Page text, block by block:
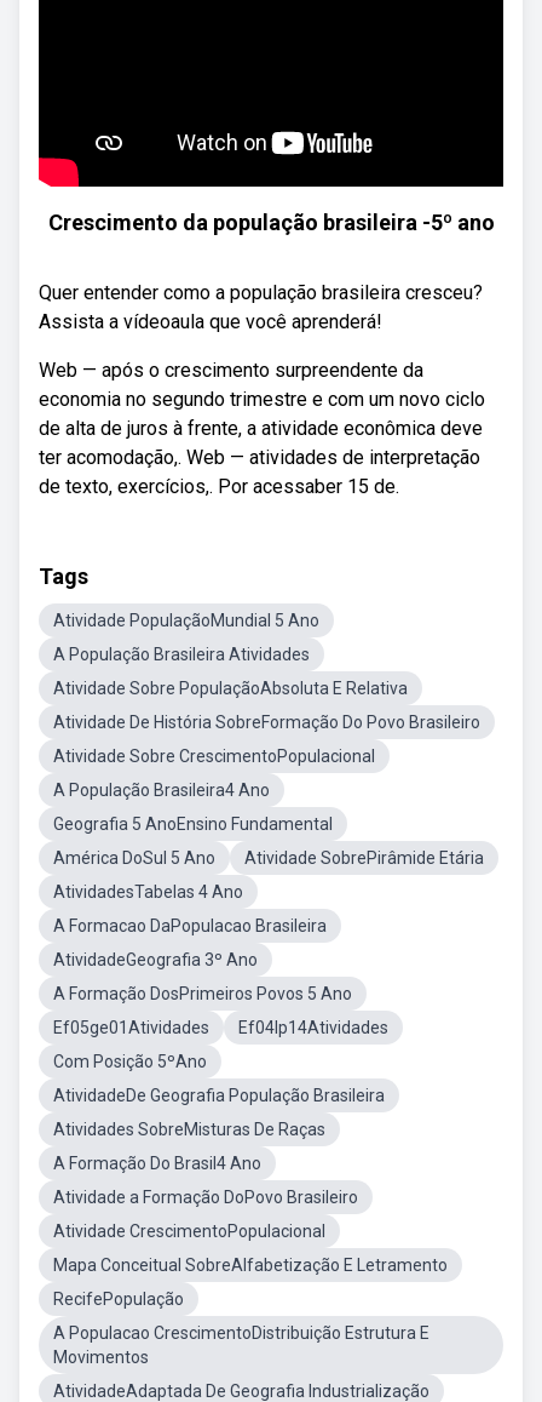
Crescimento da população brasileira -5º ano
Quer entender como a população brasileira cresceu?
Assista a vídeoaula que você aprenderá!
Web — após o crescimento surpreendente da
economia no segundo trimestre e com um novo ciclo
de alta de juros à frente, a atividade econômica deve
ter acomodação,. Web — atividades de interpretação
de texto, exercícios,. Por acessaber 15 de.
Tags
Atividade PopulaçãoMundial 5 Ano
A População Brasileira Atividades
Atividade Sobre PopulaçãoAbsoluta E Relativa
Atividade De História SobreFormação Do Povo Brasileiro
Atividade Sobre CrescimentoPopulacional
A População Brasileira4 Ano
Geografia 5 AnoEnsino Fundamental
América DoSul 5 Ano
Atividade SobrePirâmide Etária
AtividadesTabelas 4 Ano
A Formacao DaPopulacao Brasileira
AtividadeGeografia 3º Ano
A Formação DosPrimeiros Povos 5 Ano
Ef05ge01Atividades
Ef04lp14Atividades
Com Posição 5ºAno
AtividadeDe Geografia População Brasileira
Atividades SobreMisturas De Raças
A Formação Do Brasil4 Ano
Atividade a Formação DoPovo Brasileiro
Atividade CrescimentoPopulacional
Mapa Conceitual SobreAlfabetização E Letramento
RecifePopulação
A Populacao CrescimentoDistribuição Estrutura E
Movimentos
AtividadeAdaptada De Geografia Industrialização